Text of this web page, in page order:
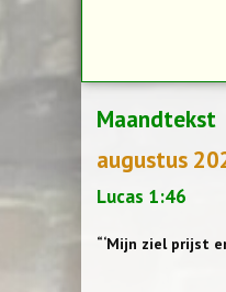
Maandtekst
augustus
Lucas 1:46
“‘Mijn ziel prijst